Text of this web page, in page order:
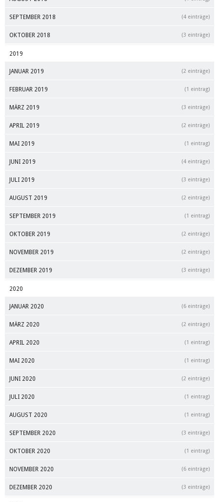
SEPTEMBER 2018 (4 einträge)
OKTOBER 2018 (3 einträge)
2019
JANUAR 2019 (2 einträge)
FEBRUAR 2019 (1 eintrag)
MÄRZ 2019 (3 einträge)
APRIL 2019 (2 einträge)
MAI 2019 (1 eintrag)
JUNI 2019 (4 einträge)
JULI 2019 (3 einträge)
AUGUST 2019 (2 einträge)
SEPTEMBER 2019 (1 eintrag)
OKTOBER 2019 (2 einträge)
NOVEMBER 2019 (2 einträge)
DEZEMBER 2019 (3 einträge)
2020
JANUAR 2020 (6 einträge)
MÄRZ 2020 (2 einträge)
APRIL 2020 (1 eintrag)
MAI 2020 (1 eintrag)
JUNI 2020 (2 einträge)
JULI 2020 (1 eintrag)
AUGUST 2020 (1 eintrag)
SEPTEMBER 2020 (3 einträge)
OKTOBER 2020 (1 eintrag)
NOVEMBER 2020 (6 einträge)
DEZEMBER 2020 (3 einträge)